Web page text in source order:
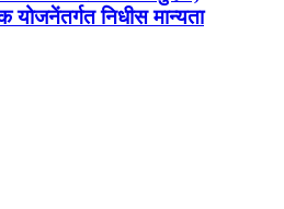
योजनेंतर्गत निधीस मान्यता